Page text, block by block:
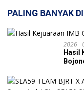
PALING BANYAK
2026
Hasil